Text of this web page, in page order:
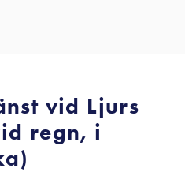
vid Ljurs
regn, i